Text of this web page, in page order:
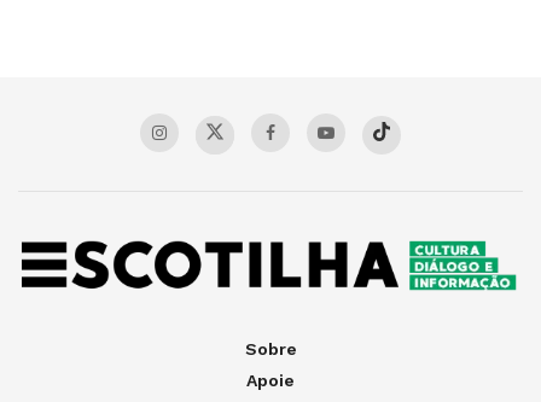
Sobre
Apoie